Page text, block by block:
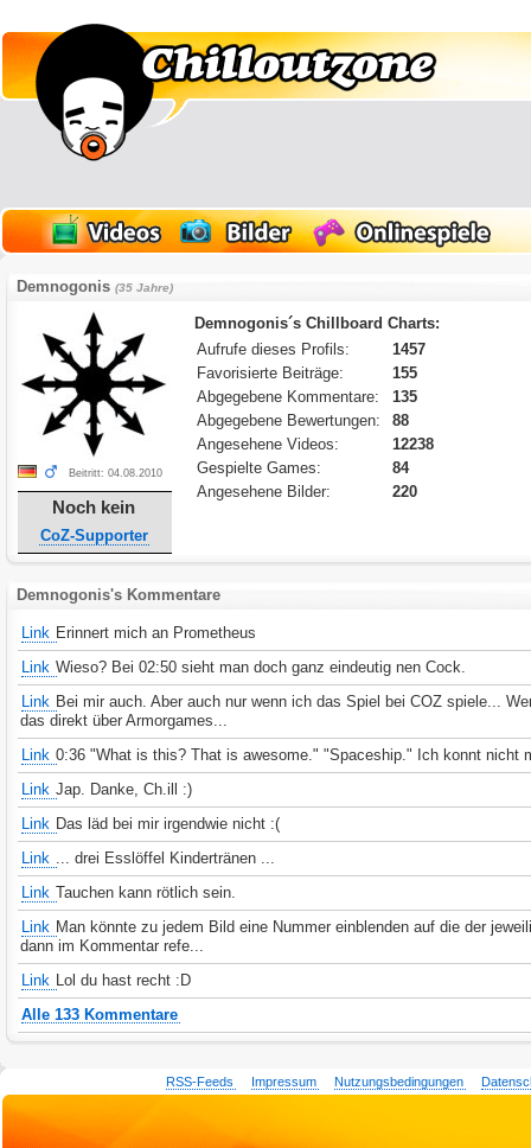
Demnogonis(35 Jahre)
Beitritt: 04.08.2010
Noch kein
CoZ-Supporter
Demnogonis´s Chillboard Charts:
Aufrufe dieses Profils:
1457
Favorisierte Beiträge:
155
Abgegebene Kommentare:
135
Abgegebene Bewertungen:
88
Angesehene Videos:
12238
Gespielte Games:
84
Angesehene Bilder:
220
Demnogonis's Kommentare
Link Erinnert mich an Prometheus
Link Wieso? Bei 02:50 sieht man doch ganz eindeutig nen Cock.
Link Bei mir auch. Aber auch nur wenn ich das Spiel bei COZ spiele...
das direkt über Armorgames...
Link 0:36 "What is this? That is awesome." "Spaceship." Ich konnt nicht
Link Jap. Danke, Ch.ill :)
Link Das läd bei mir irgendwie nicht :(
Link ... drei Esslöffel Kindertränen ...
Link Tauchen kann rötlich sein.
Link Man könnte zu jedem Bild eine Nummer einblenden auf die der
dann im Kommentar refe...
Link Lol du hast recht :D
Alle 133 Kommentare
RSS-Feeds Impressum Nutzungsbedingungen